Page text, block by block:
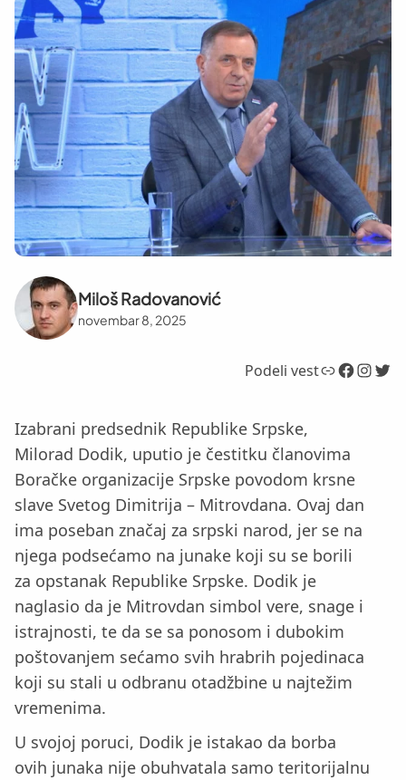
Miloš Radovanović
novembar 8, 2025
Podeli vestLink Facebook InstagramTwitter
Izabrani predsednik Republike Srpske,
Milorad Dodik, uputio je čestitku članovima
Boračke organizacije Srpske povodom krsne
slave Svetog Dimitrija – Mitrovdana. Ovaj dan
ima poseban značaj za srpski narod, jer se na
njega podsećamo na junake koji su se borili
za opstanak Republike Srpske. Dodik je
naglasio da je Mitrovdan simbol vere, snage i
istrajnosti, te da se sa ponosom i dubokim
poštovanjem sećamo svih hrabrih pojedinaca
koji su stali u odbranu otadžbine u najtežim
vremenima.
U svojoj poruci, Dodik je istakao da borba
ovih junaka nije obuhvatala samo teritorijalnu